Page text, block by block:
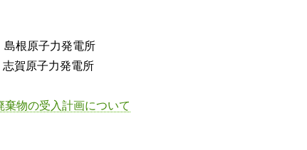
根原子力発電所
子力発電所
物の受入計画について